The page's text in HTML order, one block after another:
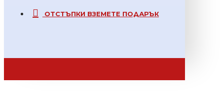
ОТСТЪПКИ ВЗЕМЕТЕ ПОДАРЪК